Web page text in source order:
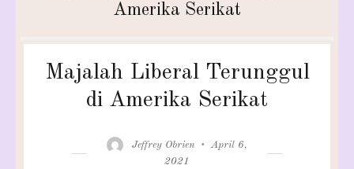
Amerika Serikat
Majalah Liberal Terunggul
di Amerika Serikat
Author
Jeffrey Obrien
Posted
April 6,
2021